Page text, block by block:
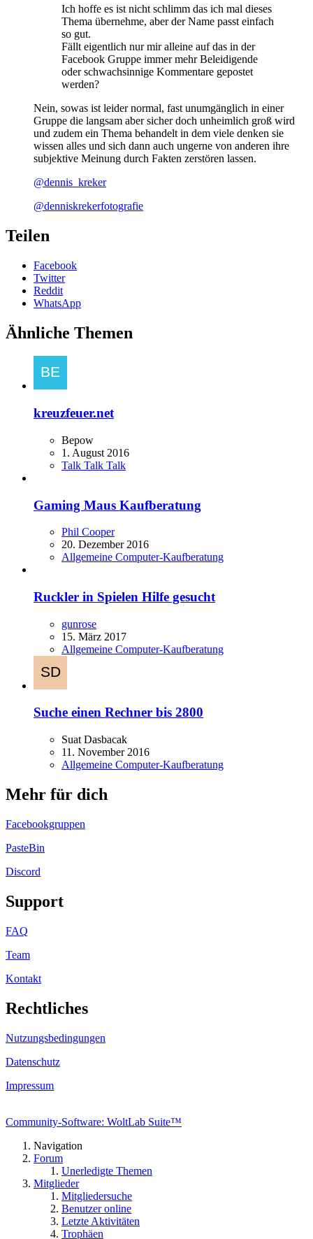
Ich hoffe es ist nicht schlimm das ich mal dieses
Thema übernehme, aber der Name passt einfach
so gut.
Fällt eigentlich nur mir alleine auf das in der
Facebook Gruppe immer mehr Beleidigende
oder schwachsinnige Kommentare gepostet
werden?
Nein, sowas ist leider normal, fast unumgänglich in einer
Gruppe die langsam aber sicher doch unheimlich groß wird
und zudem ein Thema behandelt in dem viele denken sie
wissen alles und sich dann auch ungerne von anderen ihre
subjektive Meinung durch Fakten zerstören lassen.
@dennis_kreker
@denniskrekerfotografie
Teilen
Facebook
Twitter
Reddit
WhatsApp
Ähnliche Themen
kreuzfeuer.net
Bepow
1. August 2016
Talk Talk Talk
Gaming Maus Kaufberatung
Phil Cooper
20. Dezember 2016
Allgemeine Computer-Kaufberatung
Ruckler in Spielen Hilfe gesucht
gunrose
15. März 2017
Allgemeine Computer-Kaufberatung
Suche einen Rechner bis 2800
Suat Dasbacak
11. November 2016
Allgemeine Computer-Kaufberatung
Mehr für dich
Facebookgruppen
PasteBin
Discord
Support
FAQ
Team
Kontakt
Rechtliches
Nutzungsbedingungen
Datenschutz
Impressum
Community-Software: WoltLab Suite™
Navigation
Forum
Unerledigte Themen
Mitglieder
Mitgliedersuche
Benutzer online
Letzte Aktivitäten
Trophäen